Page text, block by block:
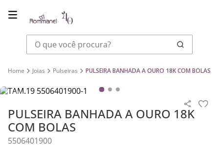
O que você procura?
Joias Pulseiras PULSEIRA BANHADA A OURO 18K COM BOLAS
PULSEIRA BANHADA A OURO 18K
COM BOLAS
5506401900